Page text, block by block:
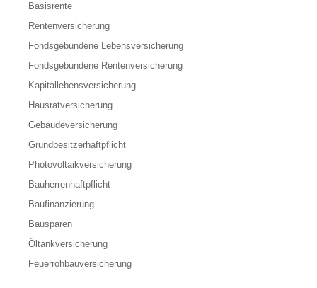
Basisrente
Rentenversicherung
Fondsgebundene Lebensversicherung
Fondsgebundene Rentenversicherung
Kapitallebensversicherung
Hausratversicherung
Gebäudeversicherung
Grundbesitzerhaftpflicht
Photovoltaikversicherung
Bauherrenhaftpflicht
Baufinanzierung
Bausparen
Öltankversicherung
Feuerrohbauversicherung